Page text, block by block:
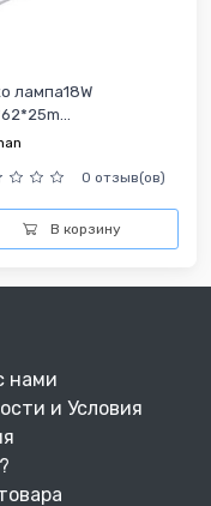
лампа18W
0 отзыв(ов)
В корзину
нами
и Условия